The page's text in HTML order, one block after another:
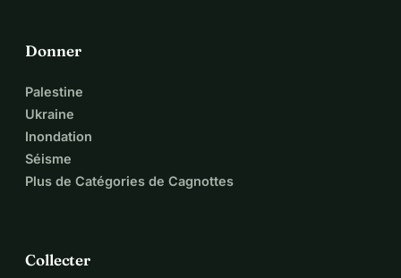
Donner
Palestine
Ukraine
Inondation
Séisme
Plus de Catégories de Cagnottes
Collecter